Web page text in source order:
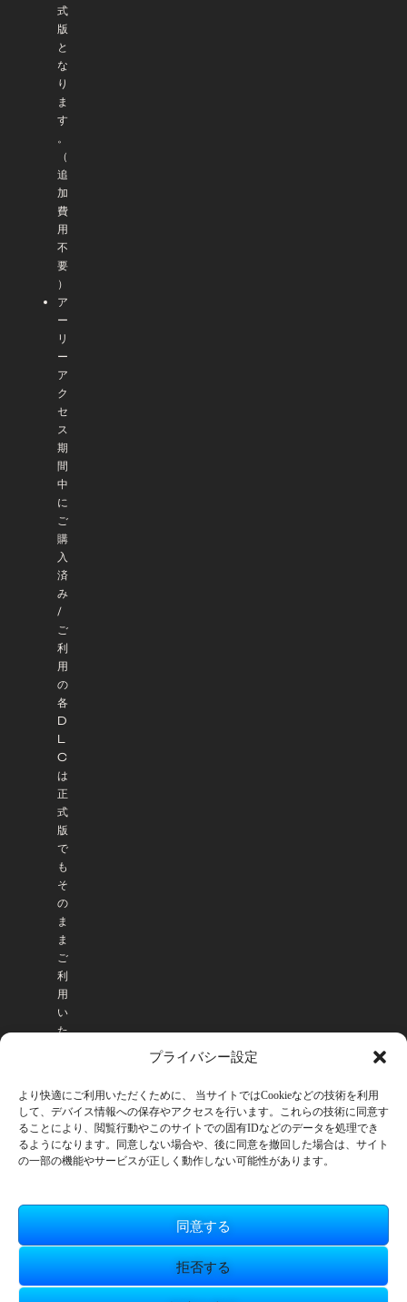
プライバシー設定
より快適にご利用いただくために、 当サイトではCookieなどの技術を利用
して、デバイス情報への保存やアクセスを行います。これらの技術に同意す
ることにより、閲覧行動やこのサイトでの固有IDなどのデータを処理でき
るようになります。同意しない場合や、後に同意を撤回した場合は、サイト
の一部の機能やサービスが正しく動作しない可能性があります。
同意する
拒否する
式
版
と
な
り
ま
す
。
（
追
加
費
用
不
要
）
ア
ー
リ
ー
ア
ク
セ
ス
期
間
中
に
ご
購
入
済
み
/
ご
利
用
の
各
D
L
C
は
正
式
版
で
も
そ
の
ま
ま
ご
利
用
い
た
す
。